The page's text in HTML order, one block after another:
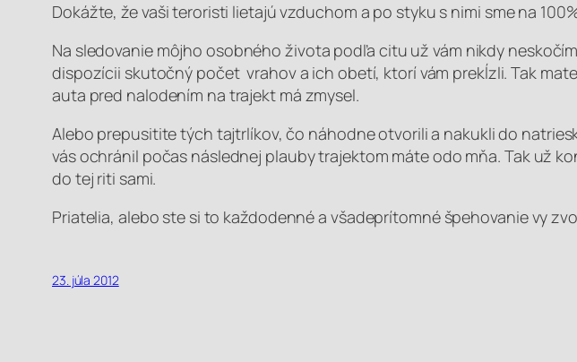
Dokážte, že vaši teroristi lietajú vzduchom a po styku s nimi sme na
Na sledovanie môjho osobného života podľa citu už vám nikdy
dispozícii skutočný počet vrahov a ich obetí, ktorí vám prekĺzli. Tak
auta pred nalodením na trajekt má zmysel.
Alebo prepusitite tých tajtrlíkov, čo náhodne otvorili a nakukli do
vás ochránil počas následnej plauby trajektom máte odo mňa. Tak už
do tej riti sami.
Priatelia, alebo ste si to každodenné a všadeprítomné špehovanievy
23. júla 2012